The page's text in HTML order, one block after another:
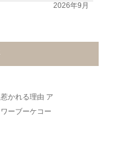
2026年9月
かれる理由 ア
ーブーケコー